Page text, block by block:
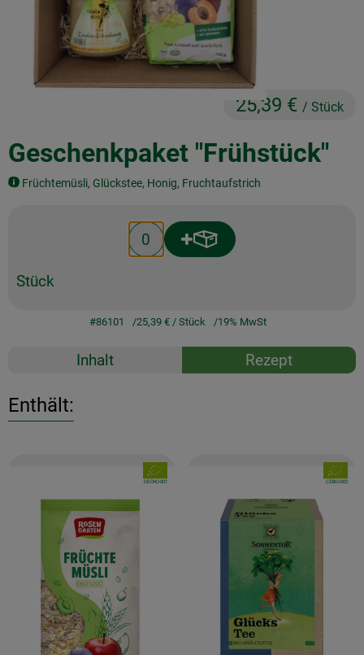
Naturkost
Getränke
Drogerie & Diverses
Lieferservice
Über uns
Geschenkpaket "Frühstück"
Früchtemüsli, Glückstee, Honig, Fruchtaufstrich
25,39 € / Stück
Anzahl Produkt zum Warenkorb
Stück
#86101 25,39 € / Stück 19% MwSt
Inhalt Rezept
Enthält:
, Verband:
, Kontrollstelle:
DE-ÖKO-001
,
, Kontrollstelle:
CZ-BIO-002